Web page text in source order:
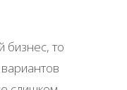
бизнес, то